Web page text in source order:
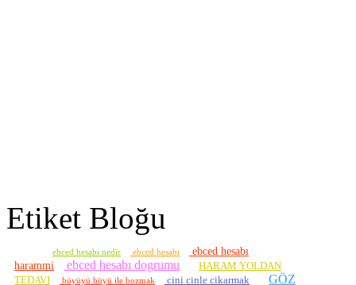
Etiket Bloğu
ebced hesabı nedir ebced hesabı
ebced hesabı
harammi
ebced hesabı dogrumu
HARAM YOLDAN
TEDAVI
büyüyü büyü ile bozmak cini cinle cikarmak
GÖZ